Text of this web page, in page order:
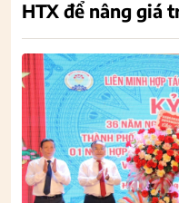
HTX để nâng giá